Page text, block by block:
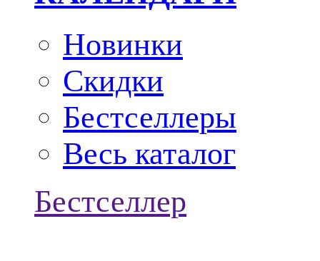
Новинки
Скидки
Бестселлеры
Весь каталог
Бестселлер